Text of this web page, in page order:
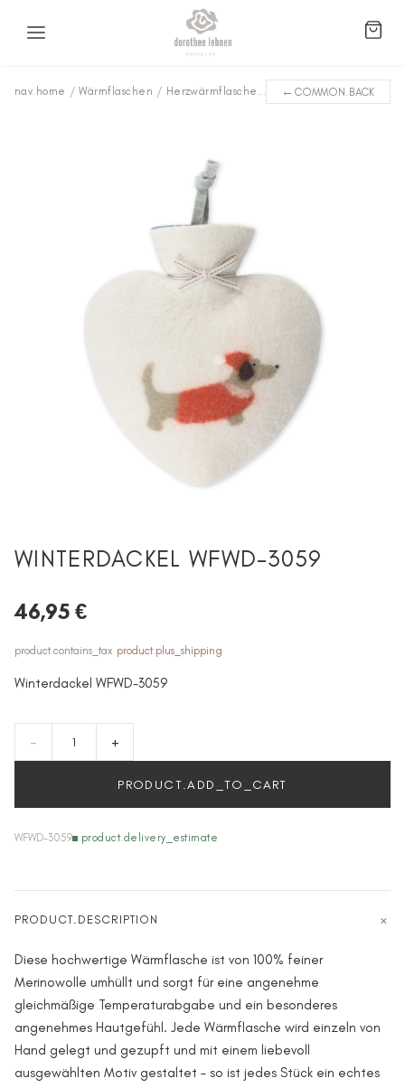
nav.home / Wärmflaschen / Herzwärmflaschen Winterdackel WFWD-
←COMMON.BACK
WINTERDACKEL WFWD-3059
46,95 €
product.contains_tax product.plus_shipping
Winterdackel WFWD-3059
- +
PRODUCT.ADD_TO_CART
WFWD-3059 product.delivery_estimate
PRODUCT.DESCRIPTION
Diese hochwertige Wärmflasche ist von 100% feiner
Merinowolle umhüllt und sorgt für eine angenehme
gleichmäßige Temperaturabgabe und ein besonderes
angenehmes Hautgefühl. Jede Wärmflasche wird einzeln von
Hand gelegt und gezupft und mit einem liebevoll
ausgewählten Motiv gestaltet – so ist jedes Stück ein echtes